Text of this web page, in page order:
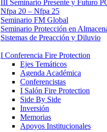
III Seminario Presente y Futuro
Nfpa 20 – Nfpa 25
Seminario FM Global
Seminario Protección en
Sistemas de Preacción y Diluvio
I Conferencia Fire Protection
Ejes Temáticos
Agenda Académica
Conferencistas
I Salón Fire Protection
Side By Side
Inversión
Memorias
Apoyos Institucionales